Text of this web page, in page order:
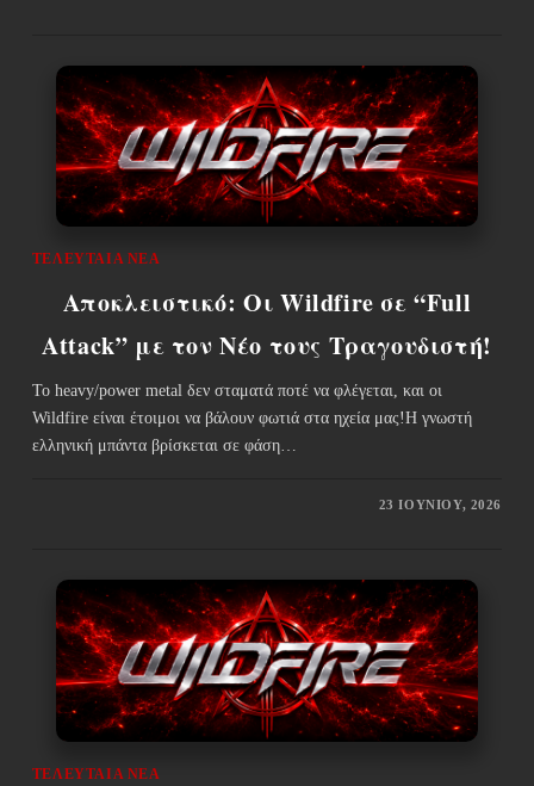
ΤΕΛΕΥΤΑΊΑ ΝΈΑ
Αποκλειστικό: Οι Wildfire σε “Full
Attack” με τον Νέο τους Τραγουδιστή!
Το heavy/power metal δεν σταματά ποτέ να φλέγεται, και οι
Wildfire είναι έτοιμοι να βάλουν φωτιά στα ηχεία μας!Η γνωστή
ελληνική μπάντα βρίσκεται σε φάση…
23 ΙΟΥΝΊΟΥ, 2026
ΤΕΛΕΥΤΑΊΑ ΝΈΑ